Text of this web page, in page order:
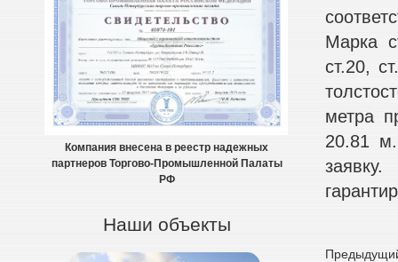
Компания внесена в реестр надежных
партнеров Торгово-Промышленной Палаты
РФ
Наши объекты
Марка
ст.20,
метра
20.81